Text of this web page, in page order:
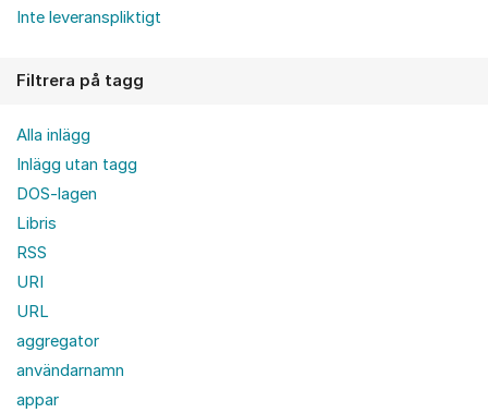
Inte leveranspliktigt
Filtrera på tagg
Alla inlägg
Inlägg utan tagg
DOS-lagen
Libris
RSS
URI
URL
aggregator
användarnamn
appar